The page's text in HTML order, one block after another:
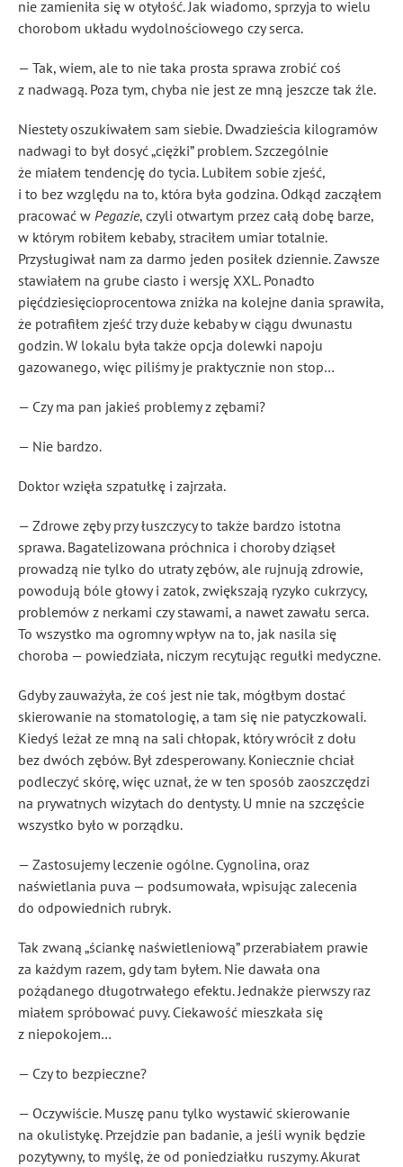
nie zamieniła się w otyłość. Jak wiadomo, sprzyja to wielu
chorobom układu wydolnościowego czy serca.
— Tak, wiem, ale to nie taka prosta sprawa zrobić coś
z nadwagą. Poza tym, chyba nie jest ze mną jeszcze tak źle.
Niestety oszukiwałem sam siebie. Dwadzieścia kilogramów
nadwagi to był dosyć „ciężki” problem. Szczególnie
że miałem tendencję do tycia. Lubiłem sobie zjeść,
i to bez względu na to, która była godzina. Odkąd zacząłem
pracować w Pegazie, czyli otwartym przez całą dobę barze,
w którym robiłem kebaby, straciłem umiar totalnie.
Przysługiwał nam za darmo jeden posiłek dziennie. Zawsze
stawiałem na grube ciasto i wersję XXL. Ponadto
pięćdziesięcioprocentowa zniżka na kolejne dania sprawiła,
że potrafiłem zjeść trzy duże kebaby w ciągu dwunastu
godzin. W lokalu była także opcja dolewki napoju
gazowanego, więc piliśmy je praktycznie non stop…
— Czy ma pan jakieś problemy z zębami?
— Nie bardzo.
Doktor wzięła szpatułkę i zajrzała.
— Zdrowe zęby przy łuszczycy to także bardzo istotna
sprawa. Bagatelizowana próchnica i choroby dziąseł
prowadzą nie tylko do utraty zębów, ale rujnują zdrowie,
powodują bóle głowy i zatok, zwiększają ryzyko cukrzycy,
problemów z nerkami czy stawami, a nawet zawału serca.
To wszystko ma ogromny wpływ na to, jak nasila się
choroba — powiedziała, niczym recytując regułki medyczne.
Gdyby zauważyła, że coś jest nie tak, mógłbym dostać
skierowanie na stomatologię, a tam się nie patyczkowali.
Kiedyś leżał ze mną na sali chłopak, który wrócił z dołu
bez dwóch zębów. Był zdesperowany. Koniecznie chciał
podleczyć skórę, więc uznał, że w ten sposób zaoszczędzi
na prywatnych wizytach do dentysty. U mnie na szczęście
wszystko było w porządku.
— Zastosujemy leczenie ogólne. Cygnolina, oraz
naświetlania puva — podsumowała, wpisując zalecenia
do odpowiednich rubryk.
Tak zwaną „ściankę naświetleniową” przerabiałem prawie
za każdym razem, gdy tam byłem. Nie dawała ona
pożądanego długotrwałego efektu. Jednakże pierwszy raz
miałem spróbować puvy. Ciekawość mieszkała się
z niepokojem…
— Czy to bezpieczne?
— Oczywiście. Muszę panu tylko wystawić skierowanie
na okulistykę. Przejdzie pan badanie, a jeśli wynik będzie
pozytywny, to myślę, że od poniedziałku ruszymy. Akurat